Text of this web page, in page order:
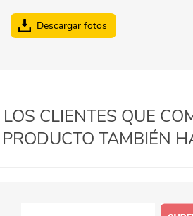
Descargar fotos
LOS CLIENTES QUE
PRODUCTO TAMBIÉN